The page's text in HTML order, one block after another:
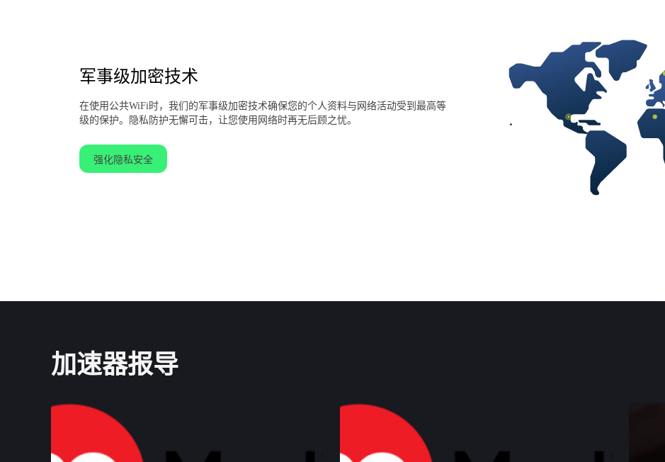
军事级加密技术
在使用公共WiFi时，我们的军事级加密技术确保您的个人资料与网络活动受到最高等
级的保护。隐私防护无懈可击，让您使用网络时再无后顾之忧。
强化隐私安全
加速器报导